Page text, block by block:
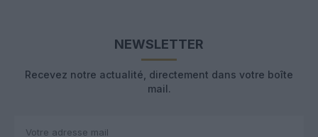
NEWSLETTER
Recevez notre actualité, directement dans votre boîte
mail.